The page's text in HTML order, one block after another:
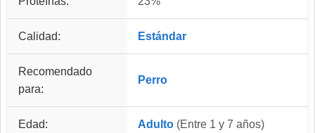
Calidad: Estándar
Recomendado
para:
Perro
Edad: Adulto (Entre 1 y 7 años)